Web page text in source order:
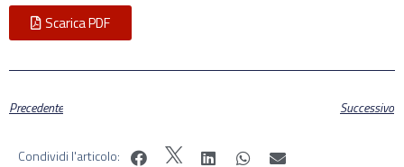
Scarica PDF
Precedente Successivo
Condividi l'articolo: